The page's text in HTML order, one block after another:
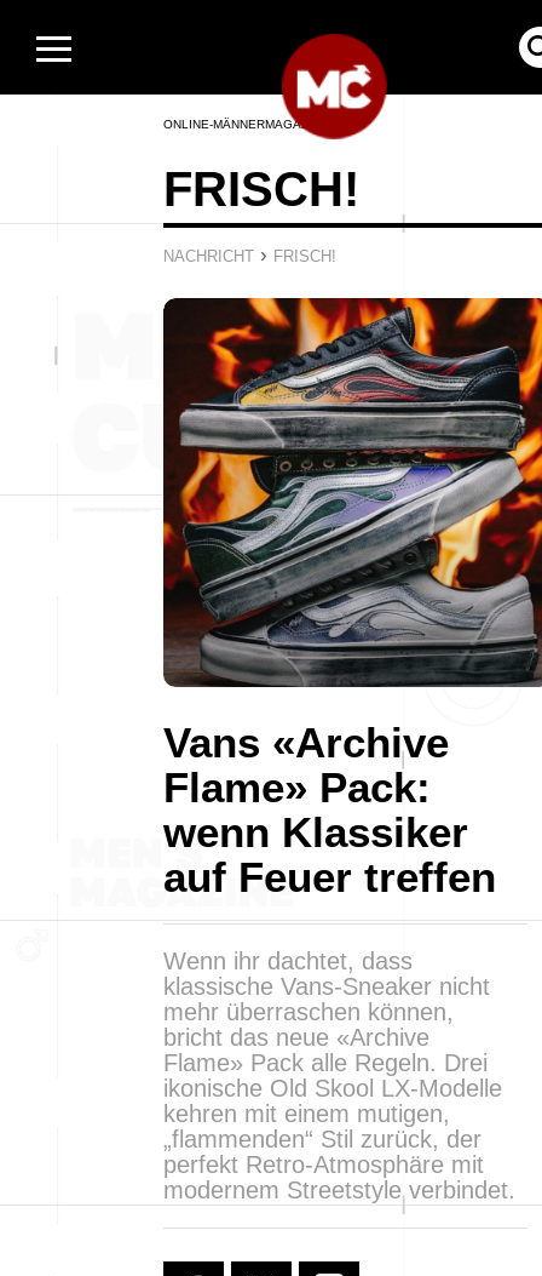
ONLINE-MÄNNERMAGAZIN
FRISCH!
NACHRICHT › FRISCH!
Vans «Archive
Flame» Pack:
wenn Klassiker
auf Feuer treffen
Wenn ihr dachtet, dass
klassische Vans-Sneaker nicht
mehr überraschen können,
bricht das neue «Archive
Flame» Pack alle Regeln. Drei
ikonische Old Skool LX-Modelle
kehren mit einem mutigen,
„flammenden“ Stil zurück, der
perfekt Retro-Atmosphäre mit
modernem Streetstyle verbindet.